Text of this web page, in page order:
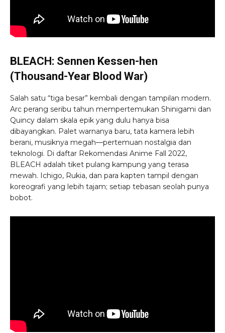
BLEACH: Sennen Kessen-hen
(Thousand-Year Blood War)
Salah satu “tiga besar” kembali dengan tampilan modern.
Arc perang seribu tahun mempertemukan Shinigami dan
Quincy dalam skala epik yang dulu hanya bisa
dibayangkan. Palet warnanya baru, tata kamera lebih
berani, musiknya megah—pertemuan nostalgia dan
teknologi. Di daftar Rekomendasi Anime Fall 2022,
BLEACH adalah tiket pulang kampung yang terasa
mewah. Ichigo, Rukia, dan para kapten tampil dengan
koreografi yang lebih tajam; setiap tebasan seolah punya
bobot.